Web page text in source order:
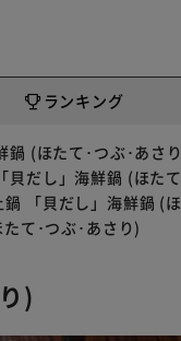
ランキング
鍋 (ほたて･つぶ･あさ
貝だし」海鮮鍋 (ほた
鍋 「貝だし」海鮮鍋 (
て･つぶ･あさり)
)